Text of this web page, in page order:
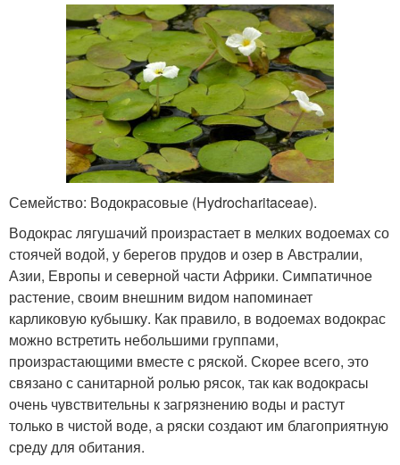
Семейство: Водокрасовые (Hydrocharitaceae).
Водокрас лягушачий произрастает в мелких водоемах со
стоячей водой, у берегов прудов и озер в Австралии,
Азии, Европы и северной части Африки. Симпатичное
растение, своим внешним видом напоминает
карликовую кубышку. Как правило, в водоемах водокрас
можно встретить небольшими группами,
произрастающими вместе с ряской. Скорее всего, это
связано с санитарной ролью рясок, так как водокрасы
очень чувствительны к загрязнению воды и растут
только в чистой воде, а ряски создают им благоприятную
среду для обитания.